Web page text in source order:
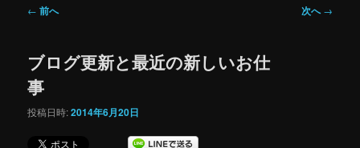
投
ビ
ゲ
ー
シ
← 前へ 次へ→
ブログ更新と最近の新しいお仕
事
投稿日時:2014年6月20日